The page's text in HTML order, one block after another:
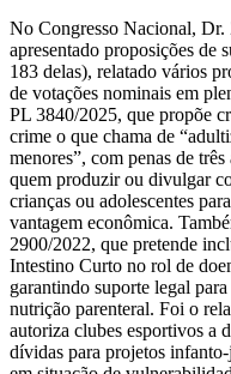
No Congresso Nacional, Dr.
apresentado proposições de
183 delas), relatado vários
de votações nominais em
PL 3840/2025, que propõe
crime o que chama de
menores”, com penas de três
quem produzir ou divulgar
crianças ou adolescentes
vantagem econômica.
2900/2022, que pretende
Intestino Curto no rol de
garantindo suporte legal
nutrição parenteral. Foi o
autoriza clubes esportivos a
dívidas para projetos